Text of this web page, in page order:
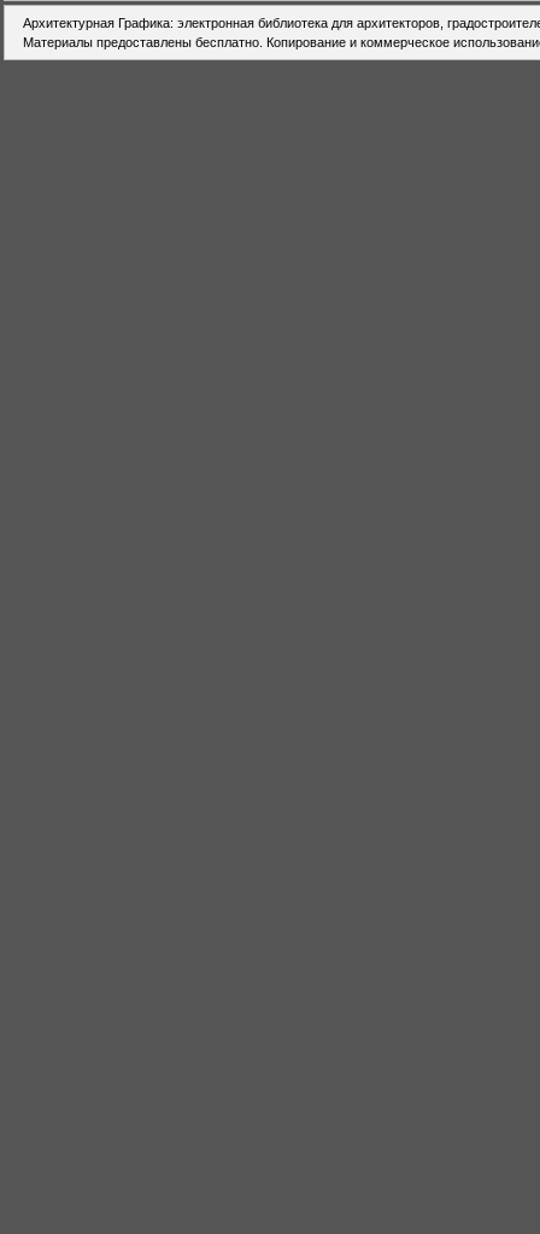
Архитектурная Графика: электронная библиотека для архитекторов,
Материалы предоставлены бесплатно. Копирование и коммерческое